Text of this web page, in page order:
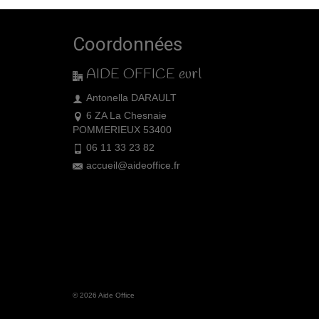
Coordonnées
AIDE OFFICE eurl
Antonella DARAULT
6 ZA La Chesnaie
POMMERIEUX 53400
06 11 33 23 82
accueil@aideoffice.fr
© 2026 Aide Office